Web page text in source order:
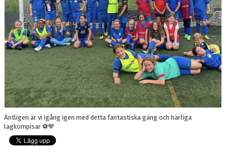
Äntligen är vi igång igen med detta fantastiska gäng och härliga
lagkompisar ⚽️💙